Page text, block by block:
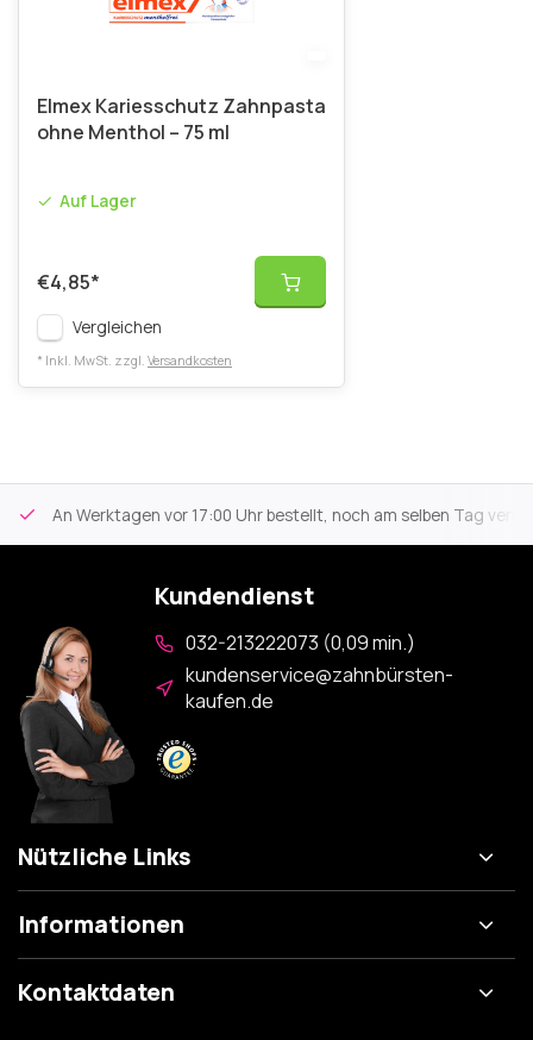
Elmex Kariesschutz Zahnpasta
ohne Menthol – 75 ml
Auf Lager
€4,85*
Vergleichen
* Inkl. MwSt. zzgl. Versandkosten
An Werktagen vor 17:00 Uhr bestellt, noch am selben Tag
Kundendienst
032-213222073 (0,09 min.)
kundenservice@zahnbürsten-
kaufen.de
Nützliche Links
Informationen
Kontaktdaten